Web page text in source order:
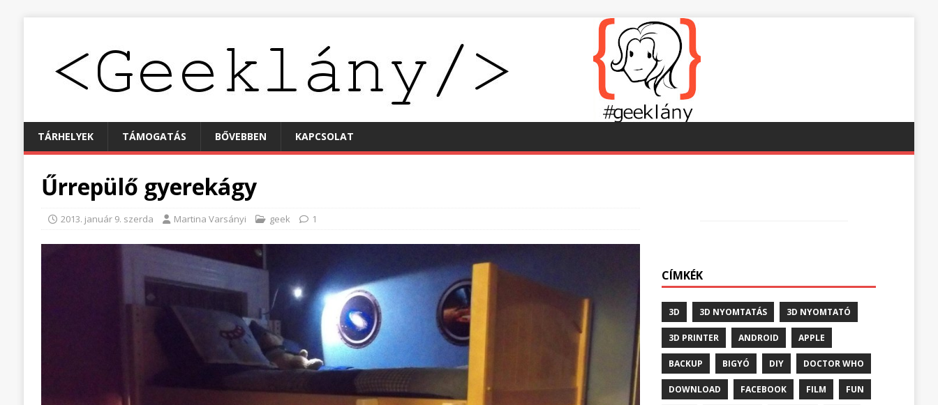
TÁRHELYEK TÁMOGATÁS BŐVEBBEN KAPCSOLAT
Űrrepülő gyerekágy
2013. január 9. szerda Martina Varsányi geek 1
CÍMKÉK
3D 3D NYOMTATÁS 3D NYOMTATÓ
3D PRINTER ANDROID APPLE
BACKUP BIGYÓ DIY DOCTOR WHO
DOWNLOAD FACEBOOK FILM FUN